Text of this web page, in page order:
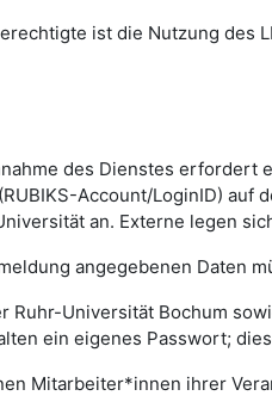
ist die Nutzung des
des Dienstes
Account/LoginID)
an. Externe legen
angegebenen Daten
Ruhr-Universität Bochum
ein eigenes Passwort;
Mitarbeiter*innen ihrer